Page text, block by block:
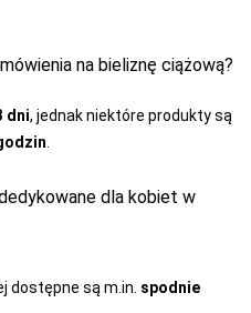
na bieliznę ciążową?
dni, jednak niektóre produkty są
dla kobiet w
dostępne są m.in. spodnie